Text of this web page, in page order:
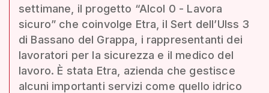
settimane, il progetto “Alcol 0 - Lavora
sicuro” che coinvolge Etra, il Sert dell’Ulss 3
di Bassano del Grappa, i rappresentanti dei
lavoratori per la sicurezza e il medico del
lavoro. È stata Etra, azienda che gestisce
alcuni importanti servizi come quello idrico